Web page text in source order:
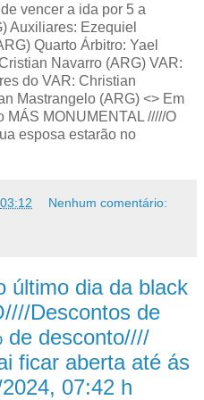
vencer a ida por 5 a
Auxiliares: Ezequiel
Quarto Árbitro: Yael
Navarro (ARG) VAR:
do VAR: Christian
Mastrangelo (ARG) <> Em
MÁS MONUMENTAL /////O
esposa estarão no
03:12 Nenhum comentário:
último dia da black
Descontos de
de desconto////
ficar aberta até ás
07:42 h